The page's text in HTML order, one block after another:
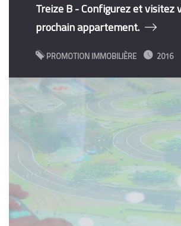
Treize B - Configurez et visitez
prochain appartement.
PROMOTION IMMOBILIÈRE 2016